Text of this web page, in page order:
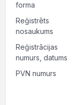
forma
Reģistrēts
nosaukums
Reģistrācijas
numurs, datums
PVN numurs